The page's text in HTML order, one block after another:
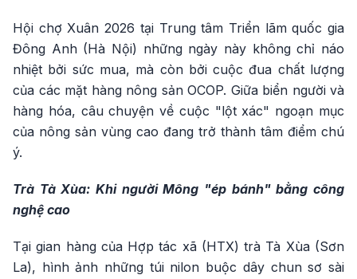
Hội chợ Xuân 2026 tại Trung tâm Triển lãm quốc gia
Đông Anh (Hà Nội) những ngày này không chỉ náo
nhiệt bởi sức mua, mà còn bởi cuộc đua chất lượng
của các mặt hàng nông sản OCOP. Giữa biển người và
hàng hóa, câu chuyện về cuộc "lột xác" ngoạn mục
của nông sản vùng cao đang trở thành tâm điểm chú
ý.
Trà Tà Xùa: Khi người Mông "ép bánh" bằng công
nghệ cao
Tại gian hàng của Hợp tác xã (HTX) trà Tà Xùa (Sơn
La), hình ảnh những túi nilon buộc dây chun sơ sài